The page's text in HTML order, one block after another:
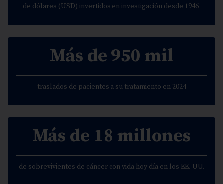
de dólares (USD) invertidos en investigación desde 1946
Más de 950 mil
traslados de pacientes a su tratamiento en 2024
Más de 18 millones
de sobrevivientes de cáncer con vida hoy día en los EE. UU.